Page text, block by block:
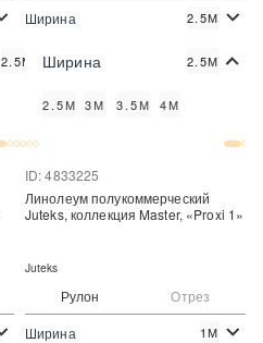
2.5МЦена:
Ширина 2.5М
Ширина 2.5М
2.5М 3М 3.5М 4М
Рулон Отрез
ID: 4833225
Линолеум полукоммерческий
Juteks, коллекция Master, «Proxi 1»
Juteks
Ширина 1М